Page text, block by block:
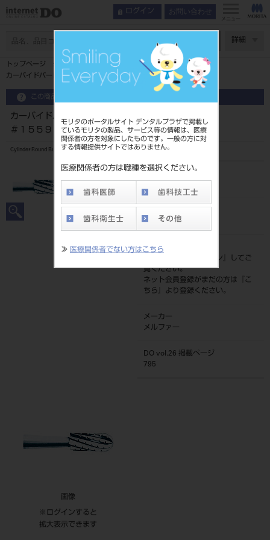
モリタのポータルサイト デンタルプラザで掲載し
ているモリタの製品、サービス等の情報は、医療
関係者の方を対象にしたものです。一般の方に対
する情報提供サイトではありません。
医療関係者の方は職種を選択ください。
≫ 医療関係者でない方はこちら
ログイン お問い合わせ
メニュー
詳細
トップページ
カーバイドバーＨＰ ４４．５㎜ ５入 ブリスター ＃１５５９
この商品に関するお問い合わせ
カーバイドバーＨＰ ４４．５㎜ ５入 ブリスター
＃１５５９
Cylinder Round Bur
4987741022064
標準価格
ログイン
』してご
覧ください。
ネット会員登録がまだの方は『
こ
ちら
』より登録ください。
メーカー
メルファー
DO vol.26 掲載ページ
795
画像
※ログインすると
拡大表示できます